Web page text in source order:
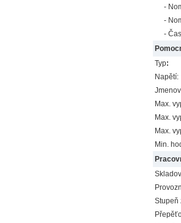
-
-
- Čas
Typ:
Napětí:
Max.
Max.
Max.
Min.
Stupeň